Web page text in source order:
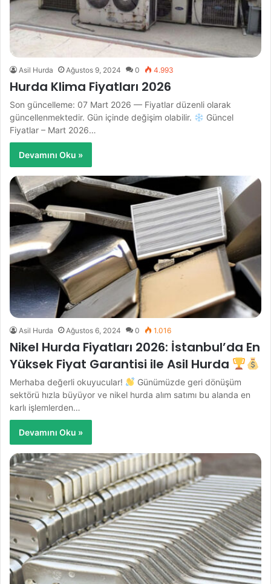
Asil Hurda Ağustos 9, 2024 0 4.993
Hurda Klima Fiyatları 2026
Son güncelleme: 07 Mart 2026 — Fiyatlar düzenli olarak
güncellenmektedir. Gün içinde değişim olabilir.
Güncel
Fiyatlar – Mart 2026…
Devamını Oku »
Asil Hurda Ağustos 6, 2024 0 1.016
Nikel Hurda Fiyatları 2026: İstanbul’da En
Yüksek Fiyat Garantisi ile Asil Hurda
Merhaba değerli okuyucular!
Günümüzde geri dönüşüm
sektörü hızla büyüyor ve nikel hurda alım satımı bu alanda en
karlı işlemlerden…
Devamını Oku »